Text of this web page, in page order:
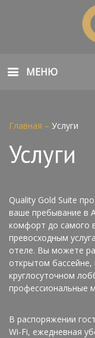
МЕНЮ
Главная – Услуги
Услуги
Quality Gold Suite
ваше пребывание в
комфорт до самого
превосходным
отеле. Вы можете
открытом
круглосуточном
профессиональные
В распоряжении
Wi-Fi, ежедневная